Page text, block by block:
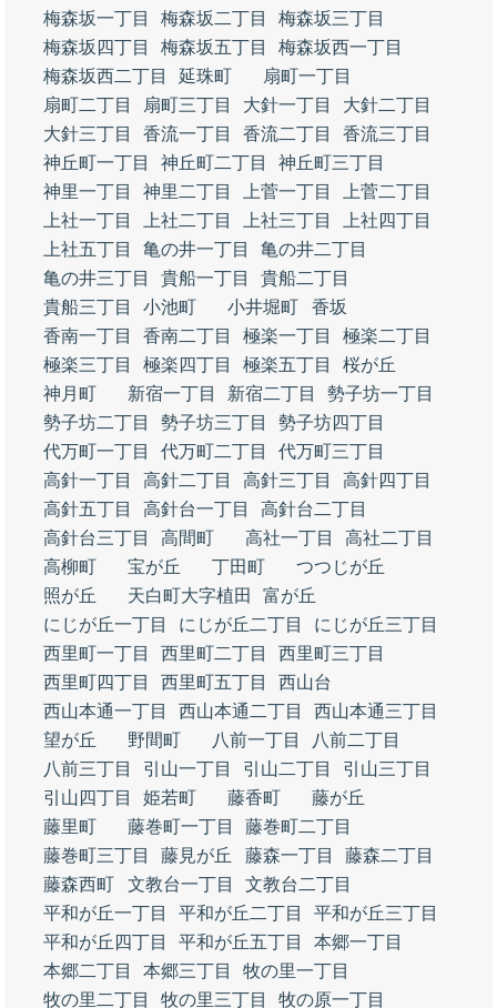
梅森坂一丁目
梅森坂二丁目
梅森坂三丁目
梅森坂四丁目
梅森坂五丁目
梅森坂西一丁目
梅森坂西二丁目
延珠町
扇町一丁目
扇町二丁目
扇町三丁目 大針一丁目
大針二丁目
大針三丁目
香流一丁目 香流二丁目
香流三丁目
神丘町一丁目
神丘町二丁目
神丘町三丁目
神里一丁目
神里二丁目 上菅一丁目
上菅二丁目
上社一丁目
上社二丁目 上社三丁目
上社四丁目
上社五丁目
亀の井一丁目
亀の井二丁目
亀の井三丁目
貴船一丁目
貴船二丁目
貴船三丁目
小池町 小井堀町
香坂
香南一丁目
香南二丁目 極楽一丁目
極楽二丁目
極楽三丁目
極楽四丁目 極楽五丁目
桜が丘
神月町
新宿一丁目 新宿二丁目
勢子坊一丁目
勢子坊二丁目
勢子坊三丁目
勢子坊四丁目
代万町一丁目
代万町二丁目
代万町三丁目
高針一丁目
高針二丁目 高針三丁目
高針四丁目
高針五丁目
高針台一丁目
高針台二丁目
高針台三丁目
高間町 高社一丁目
高社二丁目
高柳町
宝が丘 丁田町
つつじが丘
照が丘
天白町大字植田
富が丘
にじが丘一丁目
にじが丘二丁目
にじが丘三丁目
西里町一丁目
西里町二丁目
西里町三丁目
西里町四丁目
西里町五丁目
西山台
西山本通一丁目
西山本通二丁目
西山本通三丁目
望が丘
野間町 八前一丁目
八前二丁目
八前三丁目
引山一丁目 引山二丁目
引山三丁目
引山四丁目
姫若町 藤香町
藤が丘
藤里町
藤巻町一丁目
藤巻町二丁目
藤巻町三丁目
藤見が丘 藤森一丁目
藤森二丁目
藤森西町
文教台一丁目
文教台二丁目
平和が丘一丁目
平和が丘二丁目
平和が丘三丁目
平和が丘四丁目
平和が丘五丁目
本郷一丁目
本郷二丁目
本郷三丁目
牧の里一丁目
牧の里二丁目
牧の里三丁目
牧の原一丁目